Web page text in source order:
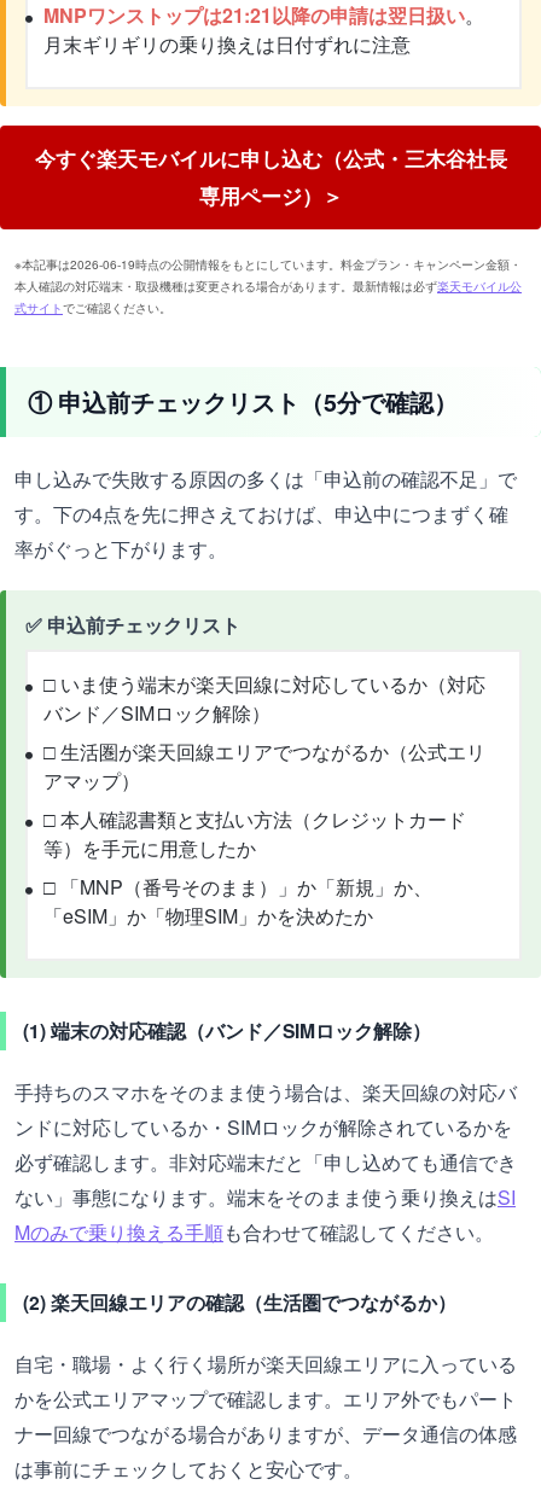
MNPワンストップは21:21以降の申請は翌日扱い。
月末ギリギリの乗り換えは日付ずれに注意
今すぐ楽天モバイルに申し込む（公式・三木谷社長
専用ページ）＞
※本記事は2026-06-19時点の公開情報をもとにしています。料金プラン・キャンペーン金額・
本人確認の対応端末・取扱機種は変更される場合があります。最新情報は必ず楽天モバイル公
式サイトでご確認ください。
① 申込前チェックリスト（5分で確認）
申し込みで失敗する原因の多くは「申込前の確認不足」で
す。下の4点を先に押さえておけば、申込中につまずく確
率がぐっと下がります。
✅ 申込前チェックリスト
□ いま使う端末が楽天回線に対応しているか（対応
バンド／SIMロック解除）
□ 生活圏が楽天回線エリアでつながるか（公式エリ
アマップ）
□ 本人確認書類と支払い方法（クレジットカード
等）を手元に用意したか
□ 「MNP（番号そのまま）」か「新規」か、
「eSIM」か「物理SIM」かを決めたか
(1) 端末の対応確認（バンド／SIMロック解除）
手持ちのスマホをそのまま使う場合は、楽天回線の対応バ
ンドに対応しているか・SIMロックが解除されているかを
必ず確認します。非対応端末だと「申し込めても通信でき
ない」事態になります。端末をそのまま使う乗り換えはSI
Mのみで乗り換える手順も合わせて確認してください。
(2) 楽天回線エリアの確認（生活圏でつながるか）
自宅・職場・よく行く場所が楽天回線エリアに入っている
かを公式エリアマップで確認します。エリア外でもパート
ナー回線でつながる場合がありますが、データ通信の体感
は事前にチェックしておくと安心です。